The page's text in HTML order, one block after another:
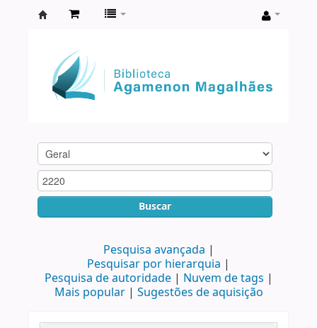
Agamenon
Magalhães
Buscar
Pesquisa avançada
Pesquisar por hierarquia
Pesquisa de autoridade
Nuvem de tags
Mais popular
Sugestões de aquisição